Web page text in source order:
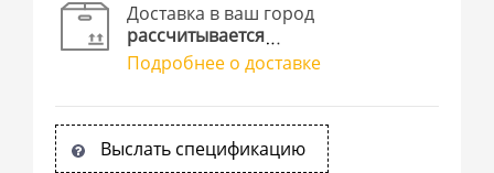
Доставка в ваш город
рассчитывается
Подробнее о доставке
Выслать спецификацию